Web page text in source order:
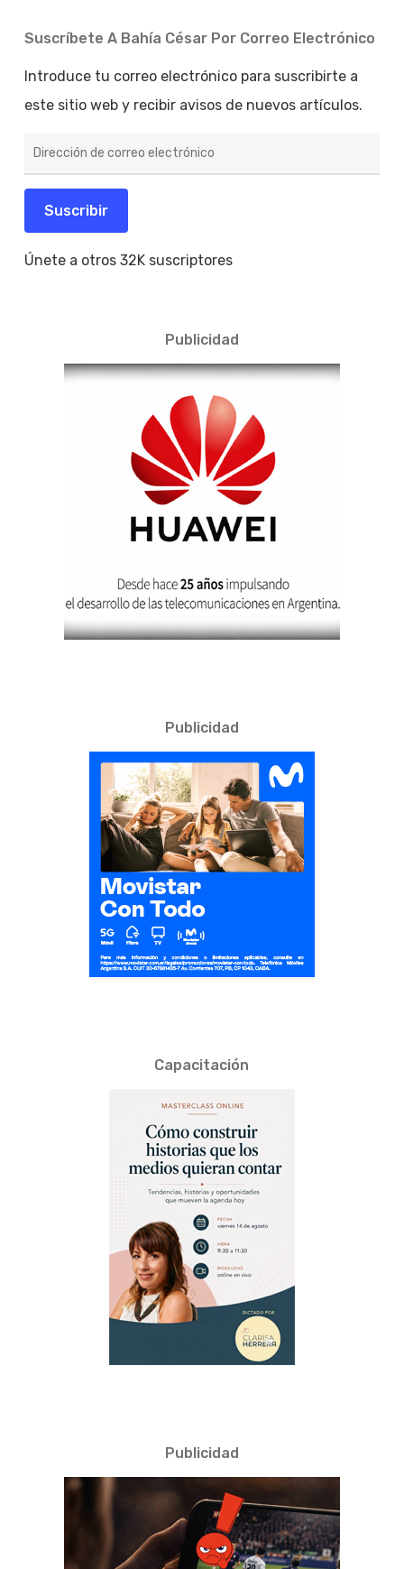
Suscríbete A Bahía César Por Correo Electrónico
Introduce tu correo electrónico para suscribirte a
este sitio web y recibir avisos de nuevos artículos.
electrónico
Suscribir
Únete a otros 32K suscriptores
Publicidad
Publicidad
Capacitación
Publicidad